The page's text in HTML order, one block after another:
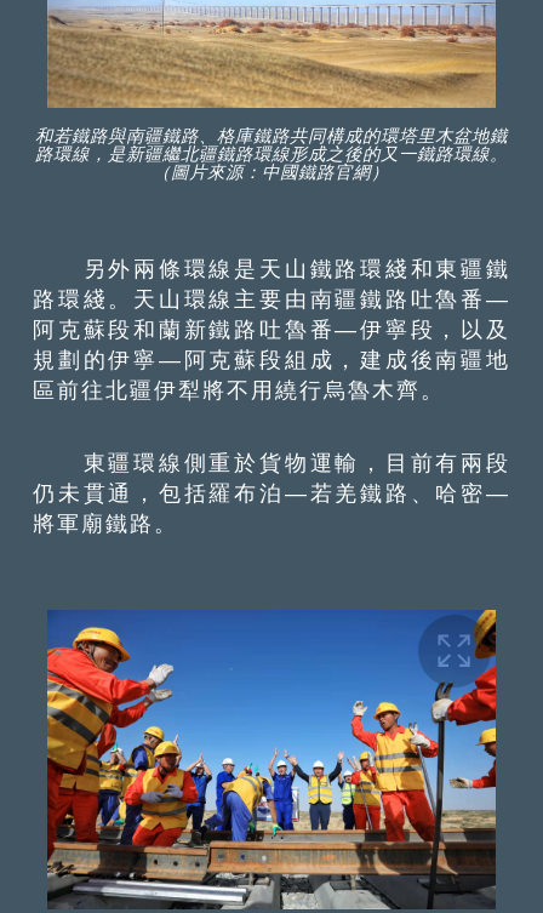
和若鐵路與南疆鐵路、格庫鐵路共同構成的環塔里木盆地鐵
路環線，是新疆繼北疆鐵路環線形成之後的又一鐵路環線。
（圖片來源：中國鐵路官網）
另外兩條環線是天山鐵路環綫和東疆鐵
路環綫。天山環線主要由南疆鐵路吐魯番—
阿克蘇段和蘭新鐵路吐魯番—伊寧段，以及
規劃的伊寧—阿克蘇段組成，建成後南疆地
區前往北疆伊犁將不用繞行烏魯木齊。
東疆環線側重於貨物運輸，目前有兩段
仍未貫通，包括羅布泊—若羌鐵路、哈密—
將軍廟鐵路。